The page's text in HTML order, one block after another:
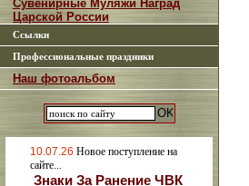
Сувенирные Муляжи Наград
Царской России
Ссылки
Профессиональные праздники
Наш фотоальбом
10.07.26 Новое поступление на
сайте...
Знаки За Ранение ЧВК